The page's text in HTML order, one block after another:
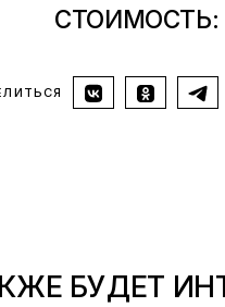
СТОИМОСТЬ:
БУДЕТ